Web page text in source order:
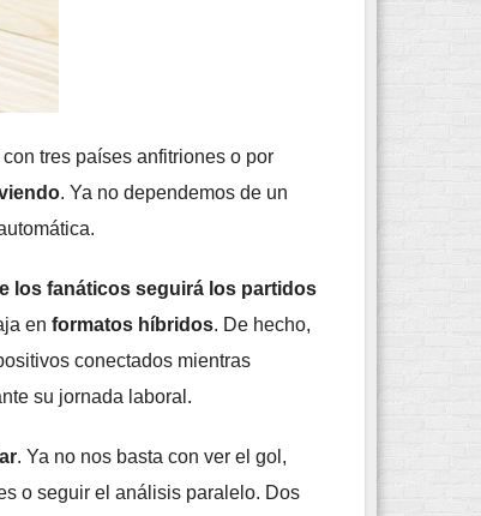
tres países anfitriones o por
. Ya no dependemos de un
los fanáticos seguirá los partidos
en formatos híbridos. De hecho,
conectados mientras
su jornada laboral.
. Ya no nos basta con ver el gol,
o seguir el análisis paralelo. Dos